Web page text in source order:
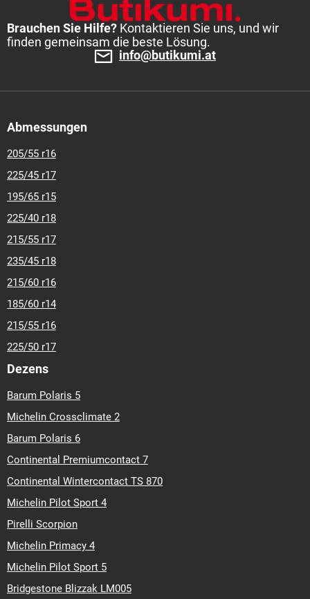
Brauchen Sie Hilfe? Kontaktieren Sie uns, und wir
finden gemeinsam die beste Lösung.
info@butikumi.at
Abmessungen
205/55 r16
225/45 r17
195/65 r15
225/40 r18
215/55 r17
235/45 r18
215/60 r16
185/60 r14
215/55 r16
225/50 r17
Dezens
Barum Polaris 5
Michelin Crossclimate 2
Barum Polaris 6
Continental Premiumcontact 7
Continental Wintercontact TS 870
Michelin Pilot Sport 4
Pirelli Scorpion
Michelin Primacy 4
Michelin Pilot Sport 5
Bridgestone Blizzak LM005